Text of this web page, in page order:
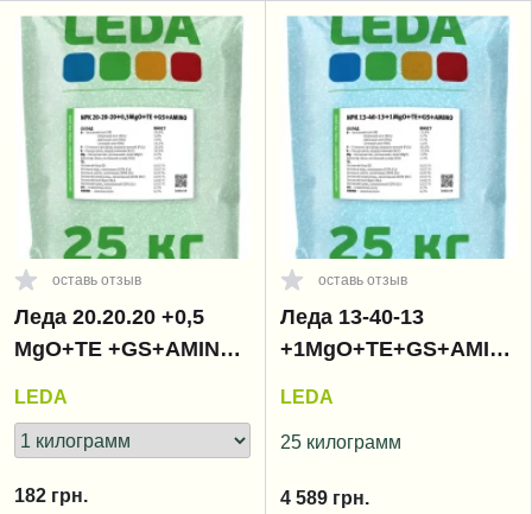
оставь отзыв
Леда 20.20.20 +0,5
MgO+ТЕ +GS+AMINO /
LEDA
182 грн.
оставь отзыв
Леда 13-40-13
+1MgO+TE+GS+AMINO
LEDA
25 килограмм
4 589 грн.